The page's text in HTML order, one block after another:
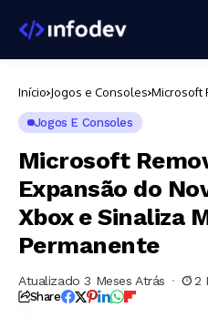
Início Jogos e Consoles Microsoft
Jogos E Consoles
Microsoft
Expansão do
Xbox e Sinaliza
Permanente
Atualizado 3 Meses Atrás 2
Share